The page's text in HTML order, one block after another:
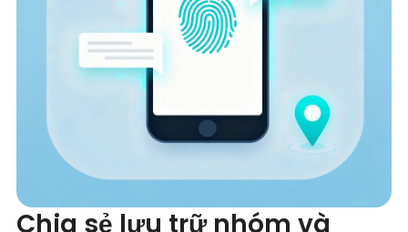
Chia sẻ lưu trữ nhóm và